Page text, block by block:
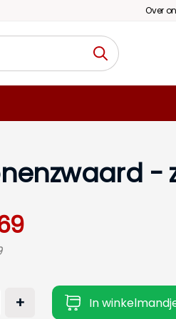
Over
-
+ In